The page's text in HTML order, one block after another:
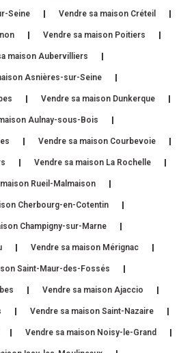
Seine Vendre sa maison Créteil
Vendre sa maison Poitiers
maison Aubervilliers
Asnières-sur-Seine
Vendre sa maison Dunkerque
Aulnay-sous-Bois
Vendre sa maison Courbevoie
Vendre sa maison La Rochelle
Rueil-Malmaison
Cherbourg-en-Cotentin
Champigny-sur-Marne
Vendre sa maison Mérignac
Saint-Maur-des-Fossés
Vendre sa maison Ajaccio
Vendre sa maison Saint-Nazaire
Vendre sa maison Noisy-le-Grand